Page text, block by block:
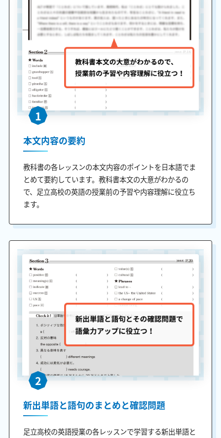
1
本文内容の要約
教科書の各レッスンの本文内容のポイントを日本語でま
とめて要約しています。教科書本文の大意がわかるの
で、足立高校の英語の授業前の予習や内容理解に役立ち
ます。
2
新出単語と語句のまとめと確認問題
足立高校の英語授業の各レッスンで学習する新出単語と